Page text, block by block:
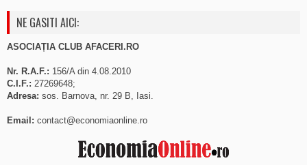
NE GASITI AICI:
ASOCIAȚIA CLUB AFACERI.RO
Nr. R.A.F.: 156/A din 4.08.2010
C.I.F.: 27269648;
Adresa: sos. Barnova, nr. 29 B, Iasi.
Email: contact@economiaonline.ro